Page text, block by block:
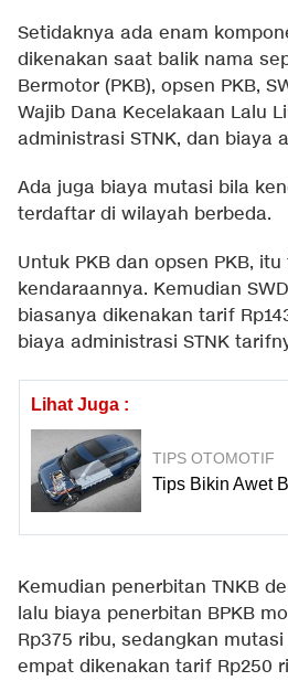
Setidaknya ada enam
dikenakan saat balik nama
Bermotor (PKB), opsen PKB,
Wajib Dana Kecelakaan Lalu
administrasi STNK, dan biaya
Ada juga biaya mutasi bila
terdaftar di wilayah berbeda.
Untuk PKB dan opsen PKB,
kendaraannya. Kemudian
biasanya dikenakan tarif
biaya administrasi STNK
Lihat Juga :
TIPS OTOMOTIF
Tips Bikin Awet
Kemudian penerbitan TNKB
lalu biaya penerbitan BPKB
Rp375 ribu, sedangkan
empat dikenakan tarif Rp250